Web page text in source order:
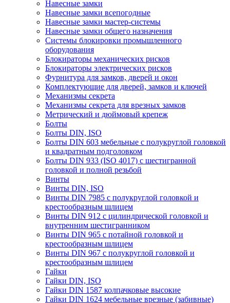
Навесные замки
Навесные замки всепогодные
Навесные замки мастер-системы
Навесные замки общего назначения
Системы блокировки промышленного
оборудования
Блокираторы механических рисков
Блокираторы электрических рисков
Фурнитура для замков, дверей и окон
Комплектующие для дверей, замков и ключей
Механизмы секрета
Механизмы секрета для врезных замков
Метрический и дюймовый крепеж
Болты
Болты DIN, ISO
Болты DIN 603 мебельные с полукруглой головкой
и квадратным подголовком
Болты DIN 933 (ISO 4017) с шестигранной
головкой и полной резьбой
Винты
Винты DIN, ISO
Винты DIN 7985 с полукруглой головкой и
крестообразным шлицем
Винты DIN 912 с цилиндрической головкой и
внутренним шестигранником
Винты DIN 965 с потайной головкой и
крестообразным шлицем
Винты DIN 967 с полукруглой головкой и
крестообразным шлицем
Гайки
Гайки DIN, ISO
Гайки DIN 1587 колпачковые высокие
Гайки DIN 1624 мебельные врезные (забивные)